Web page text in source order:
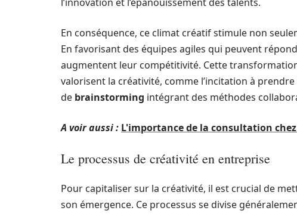
En conséquence, ce climat créatif stimule non
En favorisant des équipes agiles qui peuvent
augmentent leur compétitivité. Cette
valorisent la créativité, comme l’incitation à
de brainstorming intégrant des méthodes
A voir aussi : L'importance de la consultation
Le processus de créativité en entreprise
Pour capitaliser sur la créativité, il est crucial de
son émergence. Ce processus se divise